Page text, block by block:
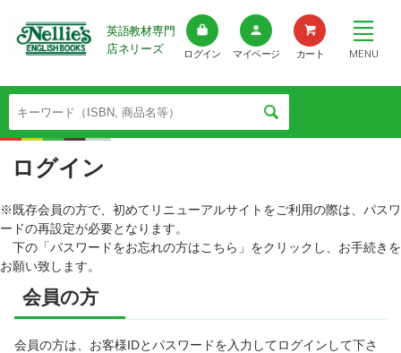
英語教材専門
店ネリーズ
ログイン マイページ カート MENU
ログイン
※既存会員の方で、初めてリニューアルサイトをご利用の際は、パスワ
ードの再設定が必要となります。
下の「パスワードをお忘れの方はこちら」をクリックし、お手続きを
お願い致します。
会員の方
会員の方は、お客様IDとパスワードを入力してログインして下さ